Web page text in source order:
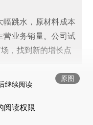
跳水，原材料成本
营业务销量。公司试
，找到新的增长点
原图
继续阅读
阅读权限